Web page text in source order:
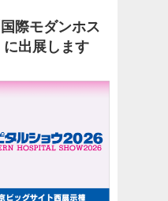
際モダンホス
に出展します